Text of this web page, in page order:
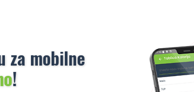
za mobilne
!